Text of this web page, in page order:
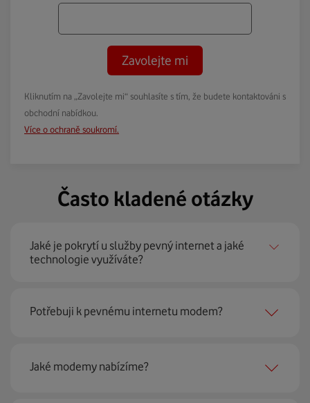
Zavolejte mi
Kliknutím na „Zavolejte mi“ souhlasíte s tím, že budete kontaktováni s
obchodní nabídkou.
Více o ochraně soukromí.
Často kladené otázky
Jaké je pokrytí u služby pevný internet a jaké
technologie využíváte?
Pevný internet můžeme nabídnout
domácností
Potřebuji k pevnému internetu modem?
Ano, potřebujete. Rádi vám ho poskytneme na splátky. U
modemu od Vodafonu navíc garantujeme plnou
Jaké modemy nabízíme?